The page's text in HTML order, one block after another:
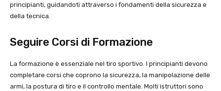
principianti, guidandoti attraverso i fondamenti della sicurezza e
della tecnica.
Seguire Corsi di Formazione
La formazione è essenziale nel tiro sportivo. I principianti devono
completare corsi che coprono la sicurezza, la manipolazione delle
armi, la postura di tiro e il controllo mentale. Molti istruttori sono